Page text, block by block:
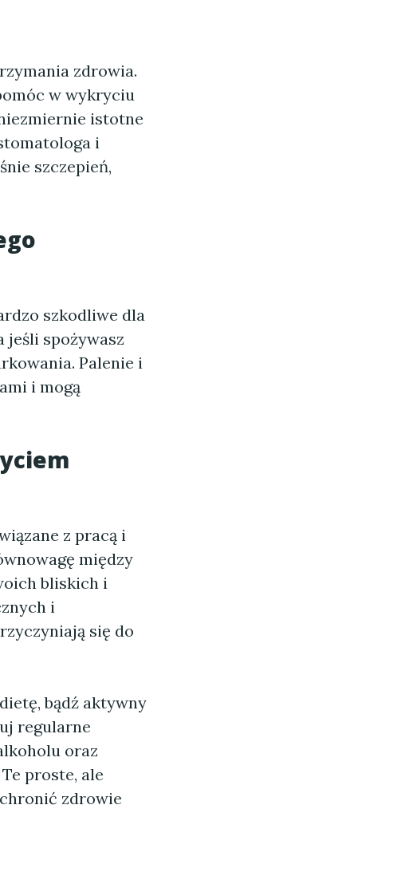
zdrowia.
w wykryciu
istotne
i
szczepień,
szkodliwe dla
jeśli spożywasz
Palenie i
i mogą
z pracą i
między
bliskich i
i
się do
bądź aktywny
regularne
oraz
proste, ale
zdrowie